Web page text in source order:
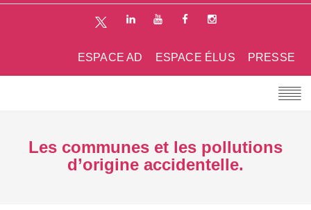
PRESSE
ESPACE ÉLUS
ESPACE AD
Les communes et les pollutions
d’origine accidentelle.